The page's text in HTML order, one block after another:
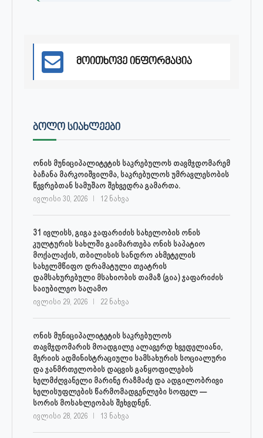
მოითხოვე ინფორმაცია
ᲑᲝᲚᲝ ᲡᲘᲐᲮᲚᲔᲔᲑᲘ
ონის მუნიციპალიტეტის საკრებულოს თავმჯდომარემ
ბაჩანა მარკოიშვილმა, საკრებულოს უმრავლესობის
წევრებთან სამუშაო შეხვედრა გამართა.
ივლისი 30, 2026 12 ნახვა
31 ივლისს, გიგა ჯაფარიძის სახელობის ონის
კულტურის სახლში გაიმართება ონის საპატიო
მოქალაქის, თბილისის სანდრო ახმეტელის
სახელმწიფო დრამატული თეატრის
დამსახურებული მსახიობის თამაზ (გია) ჯაფარიძის
საიუბილეო საღამო
ივლისი 29, 2026 22 ნახვა
ონის მუნიციპალიტეტის საკრებულოს
თავმჯდომარის მოადგილე ალავერდ ხვედელიანი,
მერიის ადმინისტრაციული სამსახურის სოციალური
და ჯანმრთელობის დაცვის განყოფილების
ხელმძღვანელი მარინე რაზმაძე და ადგილობრივი
ხელისუფლების წარმომადგენლები სოფელ —
სორის მოსახლეობას შეხვდნენ.
ივლისი 28, 2026 13 ნახვა